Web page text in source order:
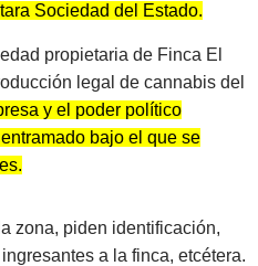
Sociedad del Estado.
propietaria de Finca El
legal de cannabis del
y el poder político
bajo el que se
zona, piden identificación,
a la finca, etcétera.